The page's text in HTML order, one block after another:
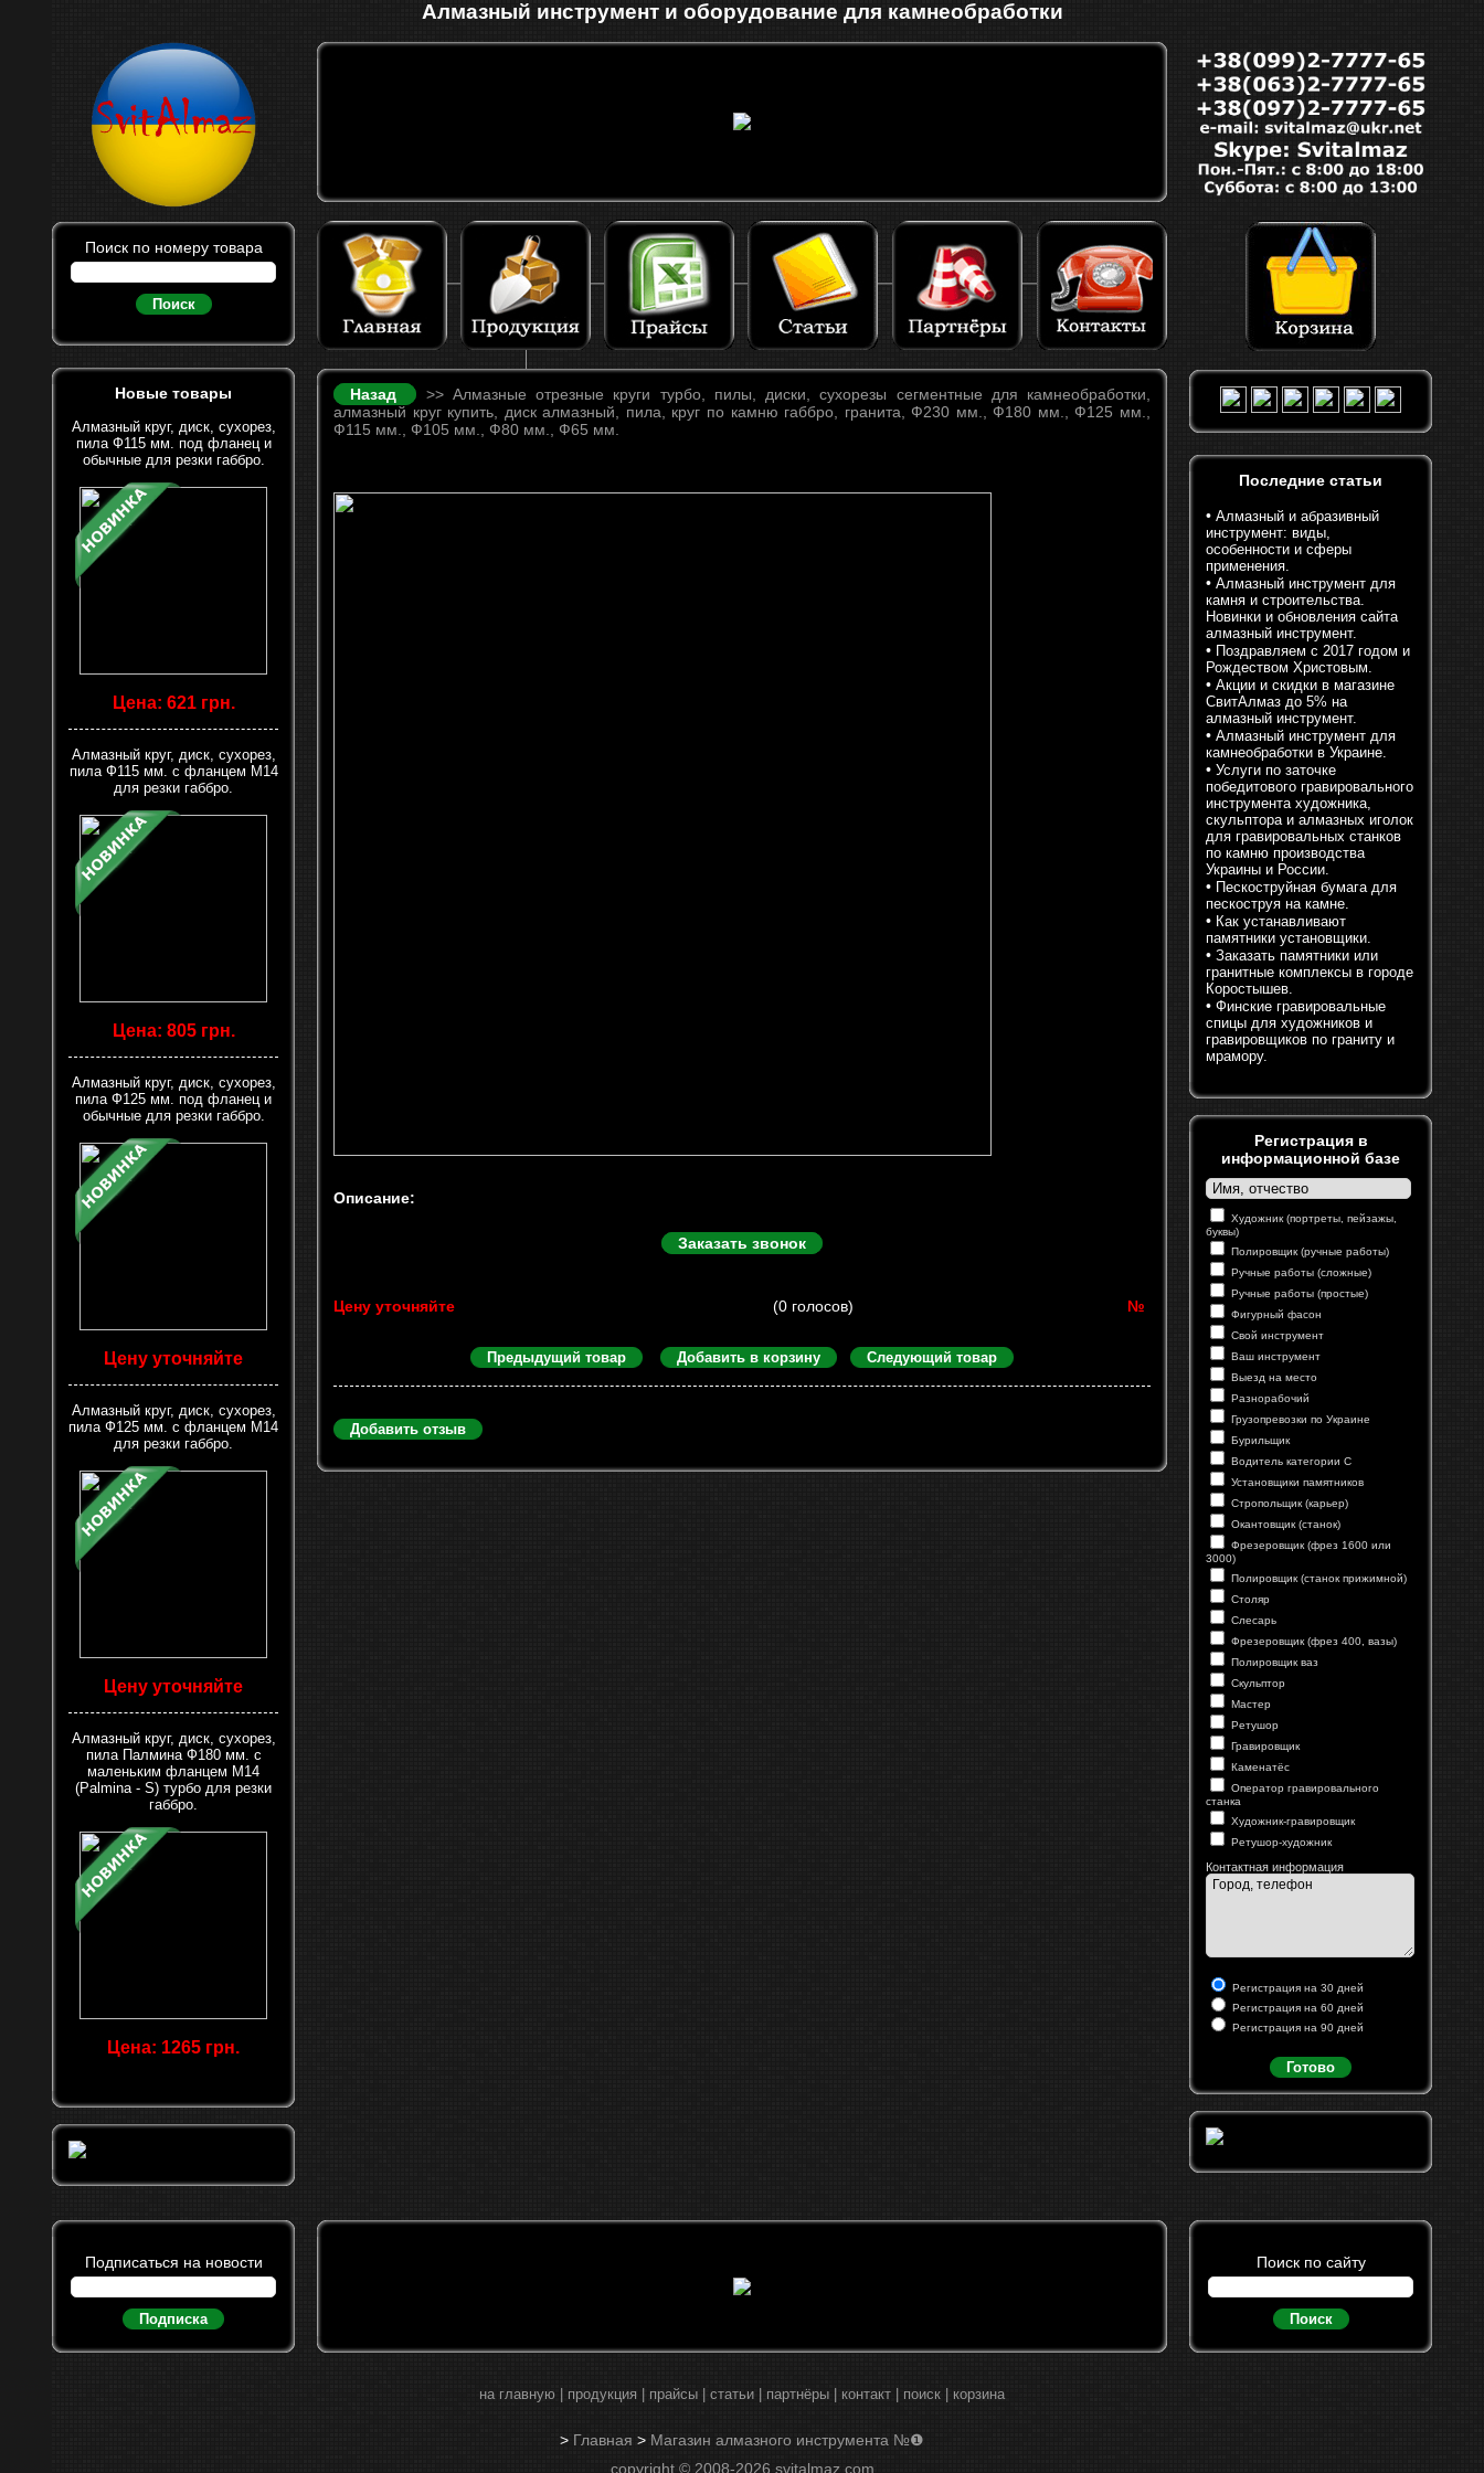
Алмазный инструмент и оборудование для камнеобработки
Поиск по номеру товара
Поиск
Новые товары
Алмазный круг, диск, сухорез,
пила Ф115 мм. под фланец и
обычные для резки габбро.
Цена: 621 грн.
Алмазный круг, диск, сухорез,
пила Ф115 мм. с фланцем М14
для резки габбро.
Цена: 805 грн.
Алмазный круг, диск, сухорез,
пила Ф125 мм. под фланец и
обычные для резки габбро.
Цену уточняйте
Алмазный круг, диск, сухорез,
пила Ф125 мм. с фланцем М14
для резки габбро.
Цену уточняйте
Алмазный круг, диск, сухорез,
пила Палмина Ф180 мм. с
маленьким фланцем М14
(Palmina - S) турбо для резки
габбро.
Цена: 1265 грн.
Назад
>> Алмазные отрезные круги турбо, пилы, диски, сухорезы сегментные для камнеобработки,
алмазный круг купить, диск алмазный, пила, круг по камню габбро, гранита, Ф230 мм., Ф180 мм., Ф125 мм.,
Ф115 мм., Ф105 мм., Ф80 мм., Ф65 мм.
Описание:
Заказать звонок
Цену уточняйте №
Предыдущий товар Добавить в корзину Следующий товар
Добавить отзыв
Последние статьи
• Алмазный и абразивный
инструмент: виды,
особенности и сферы
применения.
• Алмазный инструмент для
камня и строительства.
Новинки и обновления сайта
алмазный инструмент.
• Поздравляем с 2017 годом и
Рождеством Христовым.
• Акции и скидки в магазине
СвитАлмаз до 5% на
алмазный инструмент.
• Алмазный инструмент для
камнеобработки в Украине.
• Услуги по заточке
победитового гравировального
инструмента художника,
скульптора и алмазных иголок
для гравировальных станков
по камню производства
Украины и России.
• Пескоструйная бумага для
пескоструя на камне.
• Как устанавливают
памятники установщики.
• Заказать памятники или
гранитные комплексы в городе
Коростышев.
• Финские гравировальные
спицы для художников и
гравировщиков по граниту и
мрамору.
Регистрация в
информационной базе
Художник (портреты, пейзажы,
буквы)
Полировщик (ручные работы)
Ручные работы (сложные)
Ручные работы (простые)
Фигурный фасон
Свой инструмент
Ваш инструмент
Выезд на место
Разнорабочий
Грузопревозки по Украине
Бурильщик
Водитель категории С
Установщики памятников
Стропольщик (карьер)
Окантовщик (станок)
Фрезеровщик (фрез 1600 или
3000)
Полировщик (станок прижимной)
Столяр
Слесарь
Фрезеровщик (фрез 400, вазы)
Полировщик ваз
Скульптор
Мастер
Ретушор
Гравировщик
Каменатёс
Оператор гравировального
станка
Художник-гравировщик
Ретушор-художник
Контактная информация
Регистрация на 30 дней
Регистрация на 60 дней
Регистрация на 90 дней
Готово
Подписаться на новости
Подписка
Поиск по сайту
Поиск
на главную продукция прайсы статьи партнёры контакт поиск корзина
> Главная > Магазин алмазного инструмента №❶
copyright © 2008-2026 svitalmaz.com